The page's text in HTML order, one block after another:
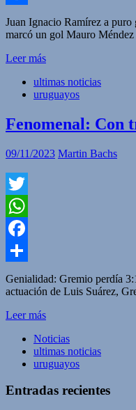
Compartir
Juan Ignacio Ramírez a
marcó un gol Mauro
Leer más
ultimas noticias
uruguayos
Fenomenal: Con
09/11/2023 Martin Bachs
Twitter
WhatsApp
Facebook
Compartir
Genialidad: Gremio perdía
actuación de Luis Suárez,
Leer más
Noticias
ultimas noticias
uruguayos
Entradas recientes